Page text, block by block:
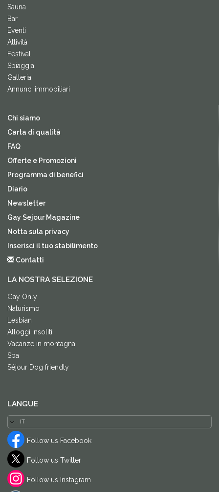
Sauna
Bar
Eventi
Attività
Festival
Spiaggia
Galleria
Annunci immobiliari
Chi siamo
Carta di qualità
FAQ
Offerte e Promozioni
Programma di benefici
Diario
Newsletter
Gay Sejour Magazine
Notta sula privacy
Inserisci il tuo stabilimento
Contatti
LA NOSTRA SELEZIONE
Gay Only
Naturismo
Lesbian
Alloggi insoliti
Vacanze in montagna
Spa
Séjour Dog friendly
LANGUE
Follow us Facebook
Follow us Twitter
Follow us Instagram